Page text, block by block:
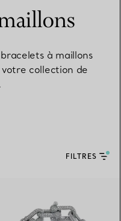
à maillons
collection de
FILTRES
à maillons taille Large